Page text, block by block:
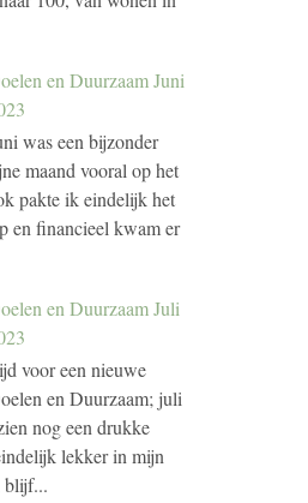
en Duurzaam Juni
was een bijzonder
maand vooral op het
pakte ik eindelijk het
en financieel kwam er
en Duurzaam Juli
voor een nieuwe
en Duurzaam; juli
nog een drukke
lekker in mijn
blijf...